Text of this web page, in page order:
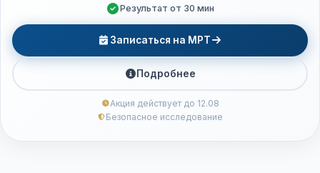
Результат от 30 мин
Записаться на МРТ
Подробнее
Акция действует до 12.08
Безопасное исследование